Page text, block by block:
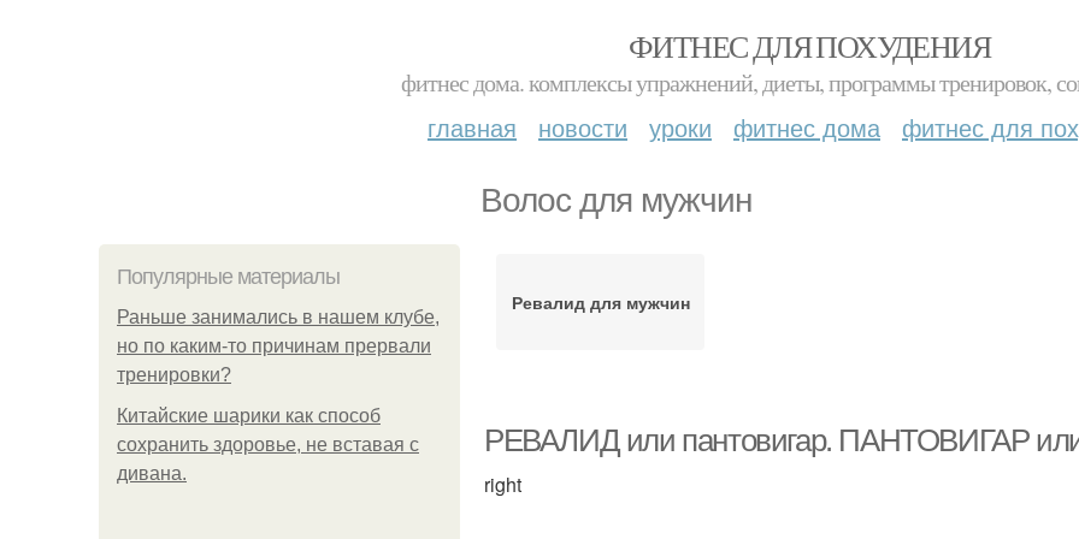
ФИТНЕС ДЛЯ ПОХУДЕНИЯ
фитнес дома. комплексы упражнений, диеты, программы тренировок,
главная новости уроки фитнес дома фитнес для
Волос для мужчин
Популярные материалы
Раньше занимались в нашем клубе,
но по каким-то причинам прервали
тренировки?
Китайские шарики как способ
сохранить здоровье, не вставая с
дивана.
Ревалид для мужчин
РЕВАЛИД или пантовигар. ПАНТОВИГАР
right